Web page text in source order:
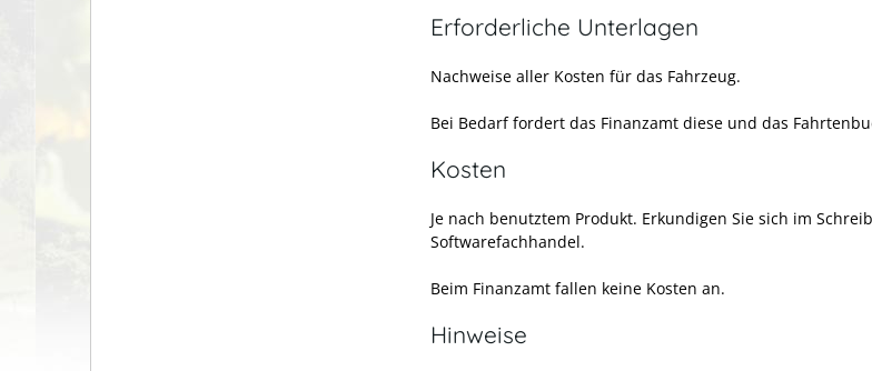
Erforderliche Unterlagen
Nachweise aller Kosten für das Fahrzeug.
Bei Bedarf fordert das Finanzamt diese und das
Kosten
Je nach benutztem Produkt. Erkundigen Sie sich im
Softwarefachhandel.
Beim Finanzamt fallen keine Kosten an.
Hinweise